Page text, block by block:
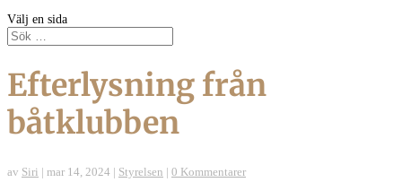
Välj en sida
Efterlysning från
båtklubben
av Siri | mar 14, 2024 | Styrelsen | 0 Kommentarer